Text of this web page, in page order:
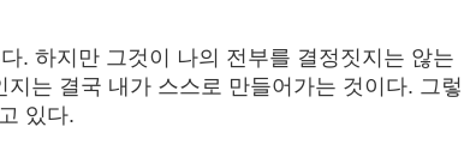
. 하지만 그것이 나의 전부를 결정짓지는 않는
는 결국 내가 스스로 만들어가는 것이다. 그렇
있다.